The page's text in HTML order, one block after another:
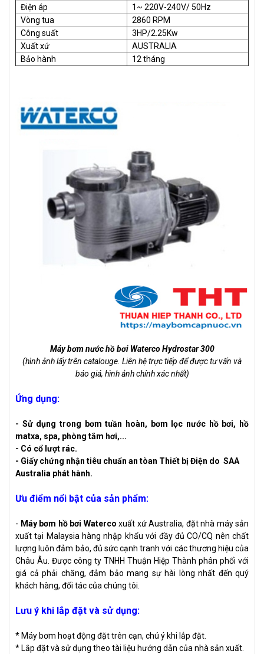
Điện áp
1~ 220V-240V/ 50Hz
Vòng tua
2860 RPM
Công suất
3HP/2.25Kw
Xuất xứ
AUSTRALIA
Bảo hành
12 tháng
Máy bơm nước hồ bơi Waterco Hydrostar 300
(hình ảnh lấy trên catalouge. Liên hệ trực tiếp để được tư vấn và
báo giá, hình ảnh chính xác nhất)
Ứng dụng:
- Sử dụng trong bơm tuần hoàn, bơm lọc nước hồ bơi, hồ
matxa, spa, phòng tắm hơi,...
- Có cổ lượt rác.
- Giấy chứng nhận tiêu chuẩn an tòan Thiết bị Điện do SAA
Australia phát hành.
Ưu điểm nổi bật của sản phẩm:
- Máy bơm hồ bơi Waterco xuất xứ Australia, đặt nhà máy sản
xuất tại Malaysia hàng nhập khẩu với đầy đủ CO/CQ nên chất
lượng luôn đảm bảo, đủ sức cạnh tranh với các thương hiệu của
Châu Âu. Được công ty TNHH Thuận Hiệp Thành phân phối với
giá cả phải chăng, đảm bảo mang sự hài lòng nhất đến quý
khách hàng, đối tác của chúng tôi.
Lưu ý khi lắp đặt và sử dụng:
* Máy bơm hoạt động đặt trên cạn, chú ý khi lắp đặt.
* Lắp đặt và sử dụng theo tài liệu hướng dẫn của nhà sản xuất.